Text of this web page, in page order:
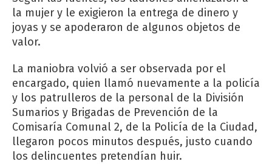
la mujer y le exigieron la entrega de dinero y
joyas y se apoderaron de algunos objetos de
valor.
La maniobra volvió a ser observada por el
encargado, quien llamó nuevamente a la policía
y los patrulleros de la personal de la División
Sumarios y Brigadas de Prevención de la
Comisaría Comunal 2, de la Policía de la Ciudad,
llegaron pocos minutos después, justo cuando
los delincuentes pretendían huir.